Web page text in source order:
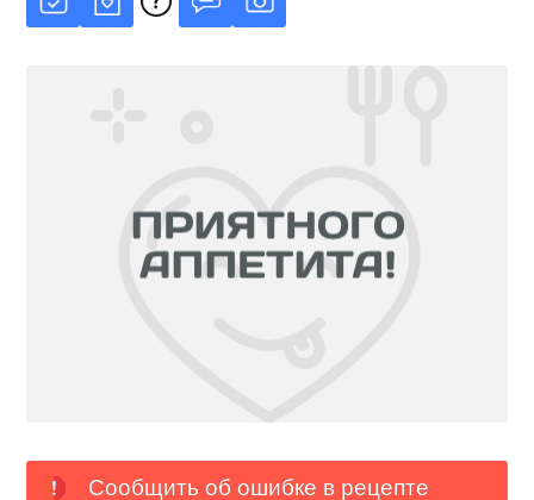
Сообщить об ошибке в рецепте